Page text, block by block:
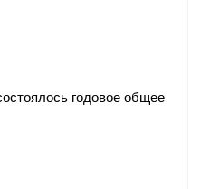
годовое общее